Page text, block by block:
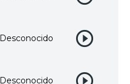
Desconocido
Desconocido